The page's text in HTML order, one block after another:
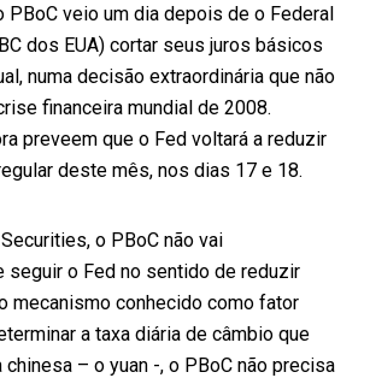
PBoC veio um dia depois de o Federal
dos EUA) cortar seus juros básicos
numa decisão extraordinária que não
financeira mundial de 2008.
preveem que o Fed voltará a reduzir
deste mês, nos dias 17 e 18.
o PBoC não vai
seguir o Fed no sentido de reduzir
mecanismo conhecido como fator
a taxa diária de câmbio que
– o yuan -, o PBoC não precisa